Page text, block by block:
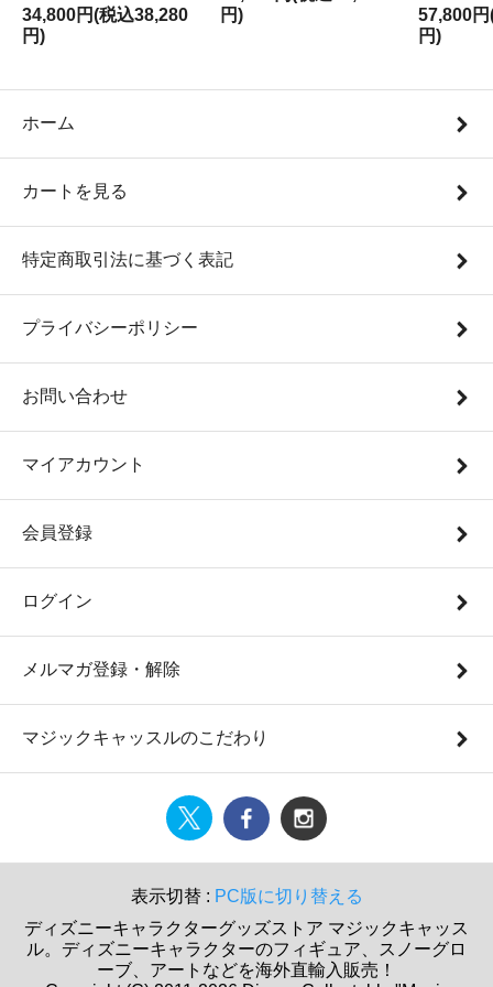
34,800円(税込38,280
円)
円)
57,800
円)
ホーム
カートを見る
特定商取引法に基づく表記
プライバシーポリシー
お問い合わせ
マイアカウント
会員登録
ログイン
メルマガ登録・解除
マジックキャッスルのこだわり
表示切替 : PC版に切り替える
ディズニーキャラクターグッズストア マジックキャッス
ル。ディズニーキャラクターのフィギュア、スノーグロ
ーブ、アートなどを海外直輸入販売！